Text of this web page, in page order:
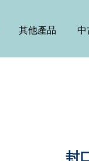
其他產品 中
封